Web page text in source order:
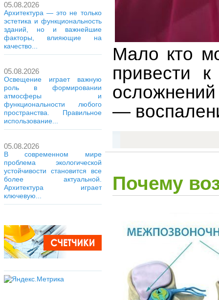
05.08.2026
Архитектура — это не только
эстетика и функциональность
зданий, но и важнейшие
факторы, влияющие на
качество...
05.08.2026
Освещение играет важную
роль в формировании
атмосферы и
функциональности любого
пространства. Правильное
использование...
05.08.2026
В современном мире
проблема экологической
устойчивости становится все
более актуальной.
Архитектура играет
ключевую...
Мало кто
привести
—
Почему